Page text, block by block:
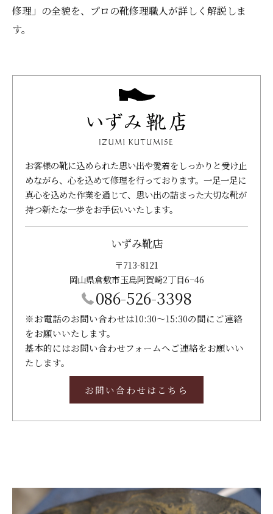
修理」の全貌を、プロの靴修理職人が詳しく解説しま
す。
お客様の靴に込められた思い出や愛着をしっかりと受け止
めながら、心を込めて修理を行っております。一足一足に
真心を込めた作業を通じて、思い出の詰まった大切な靴が
持つ新たな一歩をお手伝いいたします。
いずみ靴店
〒713-8121
岡山県倉敷市玉島阿賀崎2丁目6−46
086-526-3398
※お電話のお問い合わせは10:30～15:30の間にご連絡
をお願いいたします。
基本的にはお問い合わせフォームへご連絡をお願いい
たします。
お問い合わせはこちら